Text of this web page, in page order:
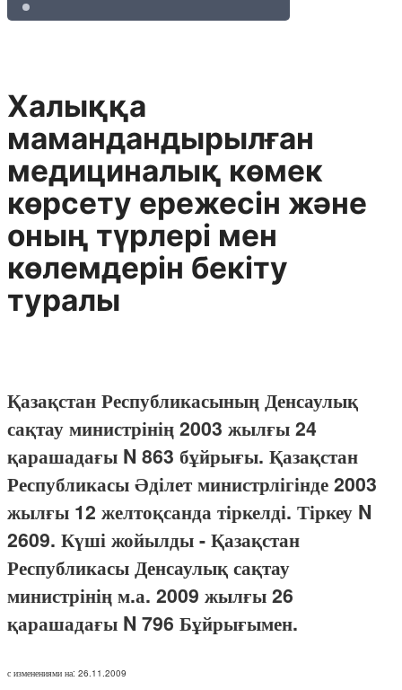
Халыққа
мамандандырылған
медициналық көмек
көрсету ережесін және
оның түрлері мен
көлемдерін бекіту
туралы
Қазақстан Республикасының Денсаулық
сақтау министрінің 2003 жылғы 24
қарашадағы N 863 бұйрығы. Қазақстан
Республикасы Әділет министрлігінде 2003
жылғы 12 желтоқсанда тіркелді. Тіркеу N
2609. Күші жойылды - Қазақстан
Республикасы Денсаулық сақтау
министрінің м.а. 2009 жылғы 26
қарашадағы N 796 Бұйрығымен.
с изменениями на: 26.11.2009